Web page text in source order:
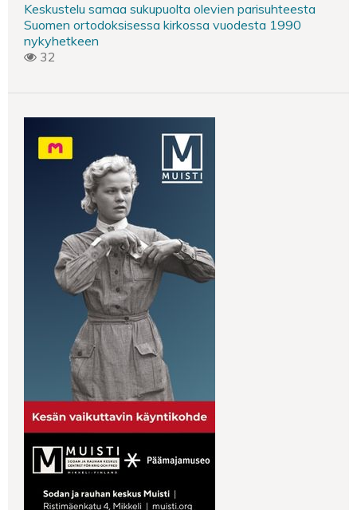
Keskustelu samaa sukupuolta olevien parisuhteesta
Suomen ortodoksisessa kirkossa vuodesta 1990
nykyhetkeen
32